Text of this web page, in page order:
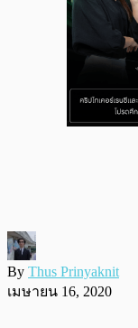
By Thus Prinyaknit
เมษายน 16, 2020